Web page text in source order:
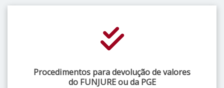
Procedimentos para devolução de valores
do FUNJURE ou da PGE